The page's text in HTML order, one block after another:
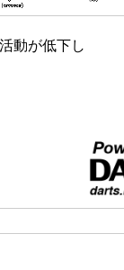
動が低下し